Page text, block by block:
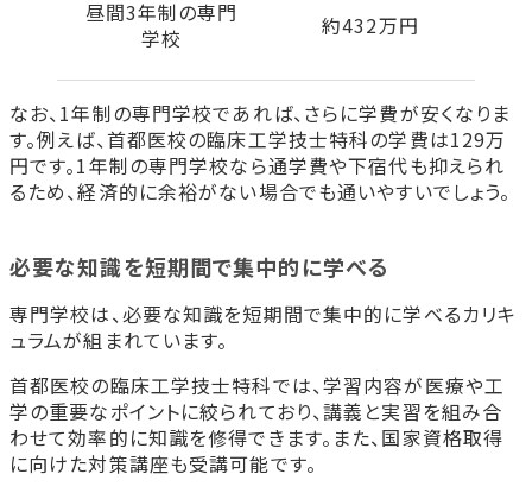
昼間3年制の専門
学校
約432万円
なお、1年制の専門学校であれば、さらに学費が安くなりま
す。例えば、首都医校の臨床工学技士特科の学費は129万
円です。1年制の専門学校なら通学費や下宿代も抑えられ
るため、経済的に余裕がない場合でも通いやすいでしょう。
必要な知識を短期間で集中的に学べる
専門学校は、必要な知識を短期間で集中的に学べるカリキ
ュラムが組まれています。
首都医校の臨床工学技士特科では、学習内容が医療や工
学の重要なポイントに絞られており、講義と実習を組み合
わせて効率的に知識を修得できます。また、国家資格取得
に向けた対策講座も受講可能です。